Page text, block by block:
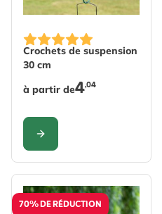
Crochets de suspension
30 cm
The price depends on the
à partir de4,04
CONFIGURER
70% DE RÉDUCTION